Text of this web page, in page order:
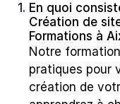
1. En quoi
Création de
Formations à
Notre
pratiques pour
création de